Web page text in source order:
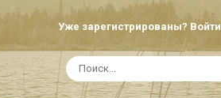
Уже зарегистрированы? Войти